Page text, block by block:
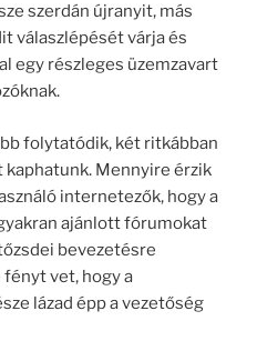
szerdán újranyit, más
válaszlépését várja és
egy részleges üzemzavart
folytatódik, két ritkábban
Mennyire érzik
internetezők, hogy a
ajánlott fórumokat
bevezetésre
vet, hogy a
lázad épp a vezetőség